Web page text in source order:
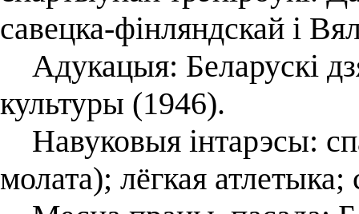
савецка-фінляндскай і
Адукацыя: Беларускі
культуры (1946).
Навуковыя інтарэсы:
молата); лёгкая